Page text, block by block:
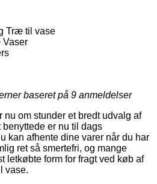
Træ til vase
Vaser
baseret på 9 anmeldelser
nu om stunder et bredt udvalg af
benyttede er nu til dags
kan afhente dine varer når du har
ret så smertefri, og mange
letkøbte form for fragt ved køb af
vase.